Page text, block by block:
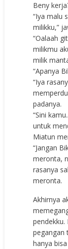
Beny
“Iya malu
milikku,”
“Oalaah
milikmu
milik
“Apanya
“Iya
padanya.
“Sini
untuk
Miatun
“Jangan
meronta,
rasanya
meronta.
Akhirnya
pegangan
hanya